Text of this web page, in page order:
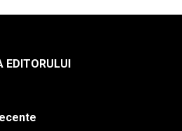
EDITORULUI